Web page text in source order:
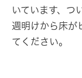
いています、つ
週明けから床が
てください。